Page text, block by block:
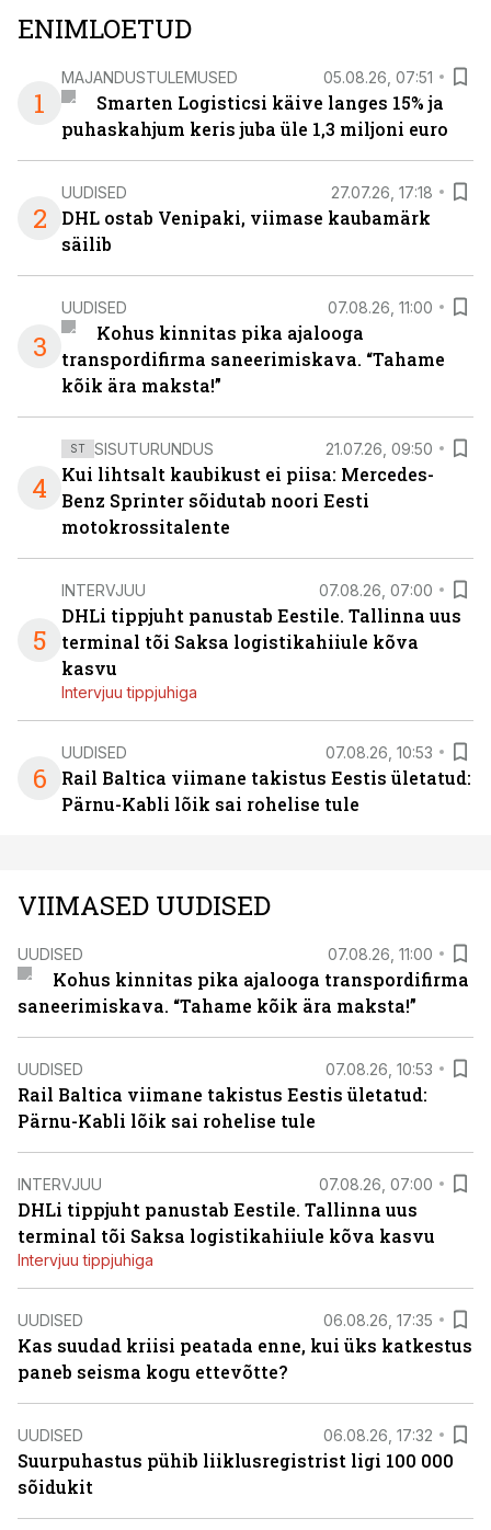
ENIMLOETUD
1
MAJANDUSTULEMUSED 05.08.26, 07:51
Smarten Logisticsi käive langes 15% ja
puhaskahjum keris juba üle 1,3 miljoni euro
2
UUDISED 27.07.26, 17:18
DHL ostab Venipaki, viimase kaubamärk
säilib
3
UUDISED 07.08.26, 11:00
Kohus kinnitas pika ajalooga
transpordifirma saneerimiskava. “Tahame
kõik ära maksta!”
4
ST SISUTURUNDUS 21.07.26, 09:50
Kui lihtsalt kaubikust ei piisa: Mercedes-
Benz Sprinter sõidutab noori Eesti
motokrossitalente
5
INTERVJUU 07.08.26, 07:00
DHLi tippjuht panustab Eestile. Tallinna uus
terminal tõi Saksa logistikahiiule kõva
kasvu
Intervjuu tippjuhiga
6
UUDISED 07.08.26, 10:53
Rail Baltica viimane takistus Eestis ületatud:
Pärnu-Kabli lõik sai rohelise tule
VIIMASED UUDISED
UUDISED 07.08.26, 11:00
Kohus kinnitas pika ajalooga transpordifirma
saneerimiskava. “Tahame kõik ära maksta!”
UUDISED 07.08.26, 10:53
Rail Baltica viimane takistus Eestis ületatud:
Pärnu-Kabli lõik sai rohelise tule
INTERVJUU 07.08.26, 07:00
DHLi tippjuht panustab Eestile. Tallinna uus
terminal tõi Saksa logistikahiiule kõva kasvu
Intervjuu tippjuhiga
UUDISED 06.08.26, 17:35
Kas suudad kriisi peatada enne, kui üks katkestus
paneb seisma kogu ettevõtte?
UUDISED 06.08.26, 17:32
Suurpuhastus pühib liiklusregistrist ligi 100 000
sõidukit